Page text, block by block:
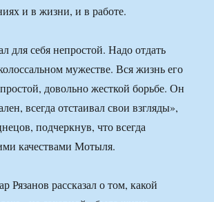
и в жизни, и в работе.
для себя непростой. Надо отдать
мужестве. Вся жизнь его
довольно жесткой борьбе. Он
всегда отстаивал свои взгляды»,
подчеркнув, что всегда
качествами Мотыля.
Рязанов рассказал о том, какой